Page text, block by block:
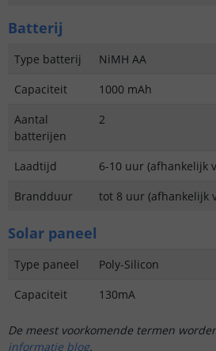
Batterij
Type batterij
NiMH AA
Capaciteit
1000 mAh
Aantal
batterijen
2
Laadtijd
6-10 uur (afhankelijk
Brandduur
tot 8 uur (afhankelijk
Solar paneel
Type paneel
Poly-Silicon
Capaciteit
130mA
De meest voorkomende termen
informatie blog.